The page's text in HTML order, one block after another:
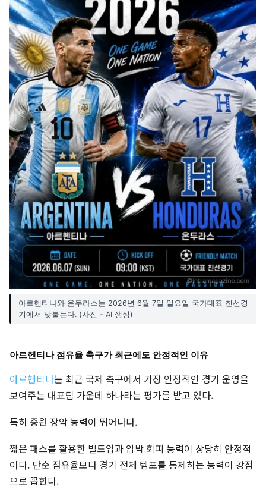
아르헨티나와 온두라스는 2026년 6월 7일 일요일 국가대표 친선경
기에서 맞붙는다. (사진 - AI 생성)
아르헨티나 점유율 축구가 최근에도 안정적인 이유
아르헨티나는 최근 국제 축구에서 가장 안정적인 경기 운영을
보여주는 대표팀 가운데 하나라는 평가를 받고 있다.
특히 중원 장악 능력이 뛰어나다.
짧은 패스를 활용한 빌드업과 압박 회피 능력이 상당히 안정적
이다. 단순 점유율보다 경기 전체 템포를 통제하는 능력이 강점
으로 꼽힌다.